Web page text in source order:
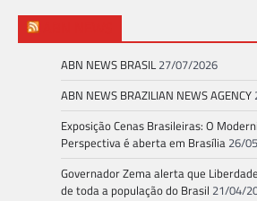
ABN NEWS BRASIL 27/07/2026
ABN NEWS BRAZILIAN NEWS AGENCY
Exposição Cenas Brasileiras: O
Perspectiva é aberta em Brasília 26/
Governador Zema alerta que
de toda a população do Brasil 21/04/